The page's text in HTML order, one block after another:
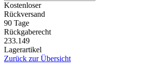
Kostenloser
Rückversand
90 Tage
Rückgaberecht
233.149
Lagerartikel
Zurück zur Übersicht